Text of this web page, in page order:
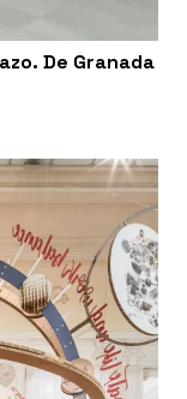
De Granada